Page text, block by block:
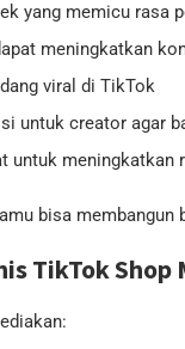
yang memicu rasa
meningkatkan
viral di TikTok
untuk creator agar
untuk meningkatkan
bisa membangun
TikTok Shop